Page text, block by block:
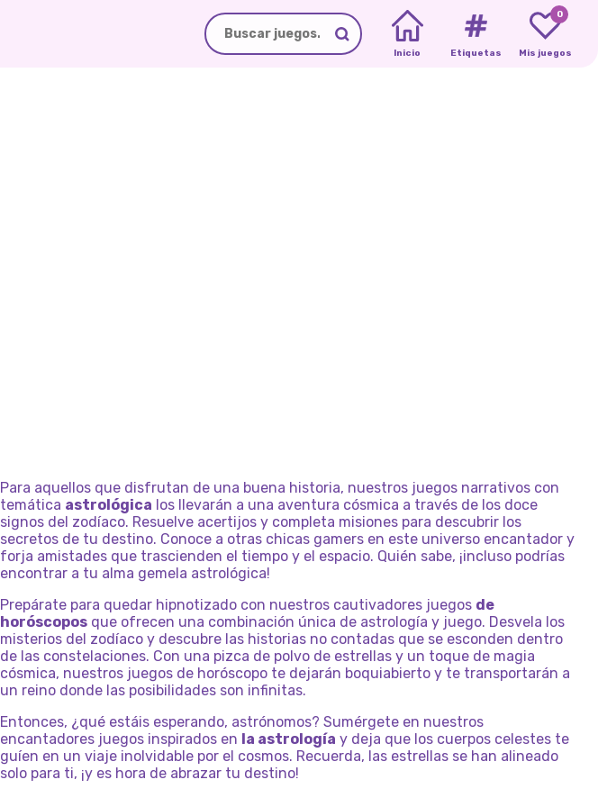
Inicio Etiquetas
0
Mis juegos
Para aquellos que disfrutan de una buena historia, nuestros juegos narrativos con
temática astrológica los llevarán a una aventura cósmica a través de los doce
signos del zodíaco. Resuelve acertijos y completa misiones para descubrir los
secretos de tu destino. Conoce a otras chicas gamers en este universo encantador y
forja amistades que trascienden el tiempo y el espacio. Quién sabe, ¡incluso podrías
encontrar a tu alma gemela astrológica!
Prepárate para quedar hipnotizado con nuestros cautivadores juegos de
horóscopos que ofrecen una combinación única de astrología y juego. Desvela los
misterios del zodíaco y descubre las historias no contadas que se esconden dentro
de las constelaciones. Con una pizca de polvo de estrellas y un toque de magia
cósmica, nuestros juegos de horóscopo te dejarán boquiabierto y te transportarán a
un reino donde las posibilidades son infinitas.
Entonces, ¿qué estáis esperando, astrónomos? Sumérgete en nuestros
encantadores juegos inspirados en la astrología y deja que los cuerpos celestes te
guíen en un viaje inolvidable por el cosmos. Recuerda, las estrellas se han alineado
solo para ti, ¡y es hora de abrazar tu destino!